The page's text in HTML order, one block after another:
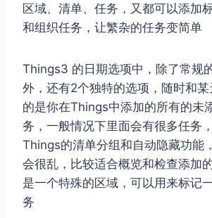
区域、清单、任务，又都可以添加
和组织任务，让繁杂的任务变简单
Things3 的日期选项中，除了常规
外，还有2个独特的选项，随时和
的是你在Things中添加的所有的未
务，一般情况下里面会有很多任务
Things的清单分组和自动隐藏功能
会很乱，比较适合概览和检查添加
是一个特殊的区域，可以用来标记
务